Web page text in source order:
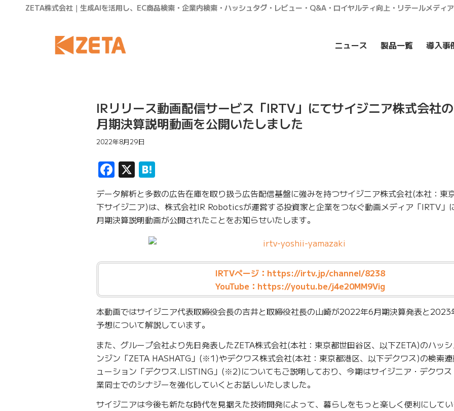
ZETA株式会社｜生成AIを活用し、EC商品検索・企業内検索・ハッシュタグ・レビュー・Q&A・ロイヤルティ向上・リテールメディ
ニュース 製品一覧 導入事
IRリリース動画配信サービス「IRTV」にてサイジニア株式会社
月期決算説明動画を公開いたしました
2022年8月29日
Facebook
X
データ解析と多数の広告在庫を取り扱う広告配信基盤に強みを持つサイジニア株式会社(本社：東
下サイジニア)は、株式会社IR Roboticsが運営する投資家と企業をつなぐ動画メディア「IRTV」
月期決算説明動画が公開されたことをお知らせいたします。
IRTVページ： https://irtv.jp/channel/8238
YouTube： https://youtu.be/j4e20MM9Vig
本動画ではサイジニア代表取締役会長の吉井と取締役社長の山崎が2022年6月期決算発表と2023
予想について解説しています。
また、グループ会社より先日発表したZETA株式会社(本社：東京都世田谷区、以下ZETA)のハッ
ンジン「ZETA HASHATG」(※1)やデクワス株式会社(本社：東京都港区、以下デクワス)の検索
ューション「デクワス.LISTING」(※2)についてもご説明しており、今期はサイジニア・デクワ
業同士でのシナジーを強化していくとお話しいたしました。
サイジニアは今後も新たな時代を見据えた技術開発によって、暮らしをもっと楽しく便利にしてい